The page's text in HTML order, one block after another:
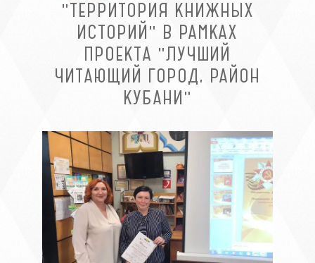
"ТЕРРИТОРИЯ КНИЖНЫХ
ИСТОРИЙ" В РАМКАХ
ПРОЕКТА "ЛУЧШИЙ
ЧИТАЮЩИЙ ГОРОД, РАЙОН
КУБАНИ"